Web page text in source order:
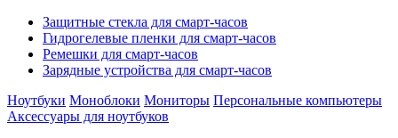
Защитные стекла для смарт-часов
Гидрогелевые пленки для смарт-часов
Ремешки для смарт-часов
Зарядные устройства для смарт-часов
Ноутбуки Моноблоки Мониторы Персональные компьютеры
Аксессуары для ноутбуков